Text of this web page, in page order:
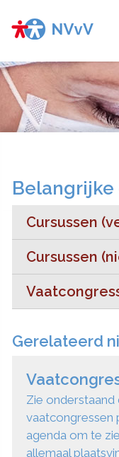
Belangrijke
Cursussen
Cursussen
Gerelateerd
Zie
vaatcongressen
agenda om te
allemaal